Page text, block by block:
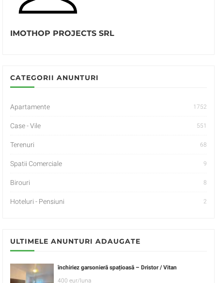
IMOTHOP PROJECTS SRL
CATEGORII ANUNTURI
Apartamente 1752
Case - Vile 551
Terenuri 68
Spatii Comerciale 9
Birouri 8
Hoteluri - Pensiuni 2
ULTIMELE ANUNTURI ADAUGATE
închiriez garsonieră spațioasă – Dristor / Vitan
400 eur/luna